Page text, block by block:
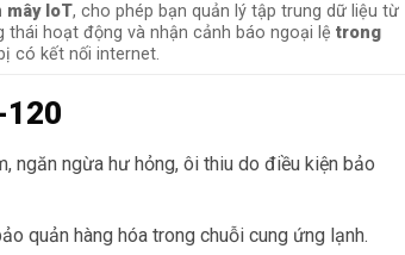
mây IoT, cho phép bạn quản lý tập trung dữ liệu từ
thái hoạt động và nhận cảnh báo ngoại lệtrong
có kết nối internet.
120
ngăn ngừa hư hỏng, ôi thiu do điều kiện bảo
quản hàng hóa trong chuỗi cung ứng lạnh.